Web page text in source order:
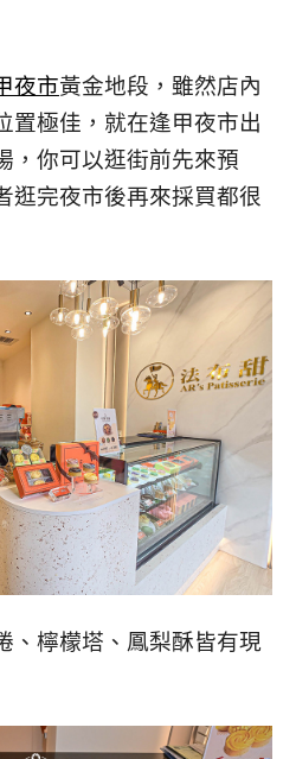
夜市黃金地段，雖然店內
置極佳，就在逢甲夜市出
，你可以逛街前先來預
逛完夜市後再來採買都很
、檸檬塔、鳳梨酥皆有現